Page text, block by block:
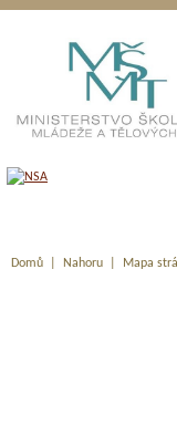
Domů Nahoru Mapa